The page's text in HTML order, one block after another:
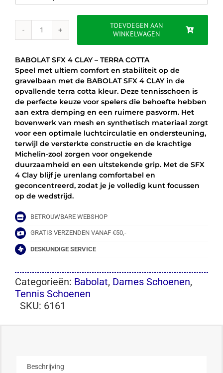
BABOLAT
TERRA
COTTA
aantal
TOEVOEGEN AAN
WINKELWAGEN
BABOLAT SFX 4 CLAY – TERRA COTTA
Speel met ultiem comfort en stabiliteit op de
gravelbaan met de BABOLAT SFX 4 CLAY in de
opvallende terra cotta kleur. Deze tennisschoen is
de perfecte keuze voor spelers die behoefte hebben
aan extra demping en een ruimere pasvorm. Het
bovenwerk van mesh en synthetisch materiaal zorgt
voor een optimale luchtcirculatie en ondersteuning,
terwijl de versterkte constructie en de krachtige
Michelin-zool zorgen voor ongekende
duurzaamheid en een uitstekende grip. Met de SFX
4 Clay blijf je urenlang comfortabel en
geconcentreerd, zodat je je volledig kunt focussen
op de wedstrijd.
BETROUWBARE WEBSHOP
GRATIS VERZENDEN VANAF €50,-
DESKUNDIGE SERVICE
Categorieën: Babolat, Dames Schoenen,
Tennis Schoenen
SKU: 6161
Beschrijving